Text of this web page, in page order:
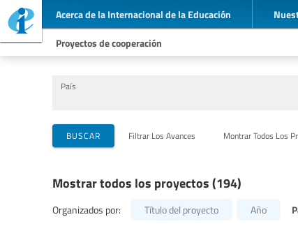
Acerca de la Internacional de la Educación
Proyectos de cooperación
País
Organizaciones que llevan a cabo el proyecto
BUSCAR Filtrar Los Avances Montrar Todos Los
Mostrar todos los proyectos (194)
Organizados por: Título del proyecto Año